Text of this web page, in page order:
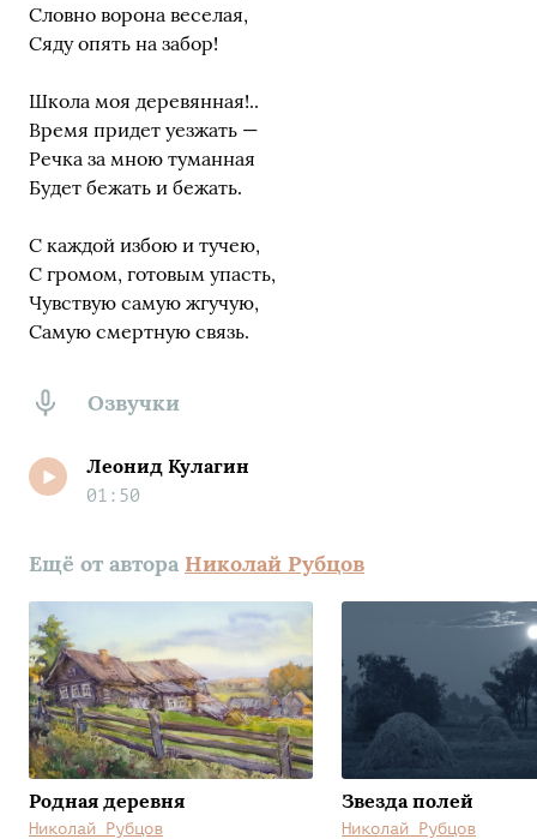
Словно ворона веселая,
Сяду опять на забор!
Школа моя деревянная!..
Время придет уезжать —
Речка за мною туманная
Будет бежать и бежать.
С каждой избою и тучею,
С громом, готовым упасть,
Чувствую самую жгучую,
Самую смертную связь.
Озвучки
Леонид Кулагин
01:50
Ещё от автора Николай Рубцов
Родная деревня
Николай Рубцов
Звезда полей
Николай Рубцов